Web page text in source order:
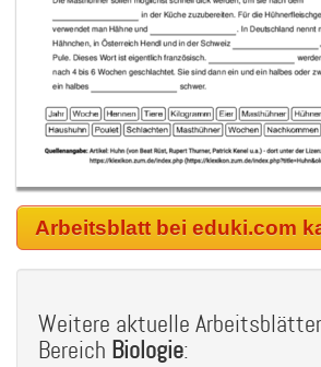
Arbeitsblatt bei eduki.com
Weitere aktuelle
Bereich Biologie: